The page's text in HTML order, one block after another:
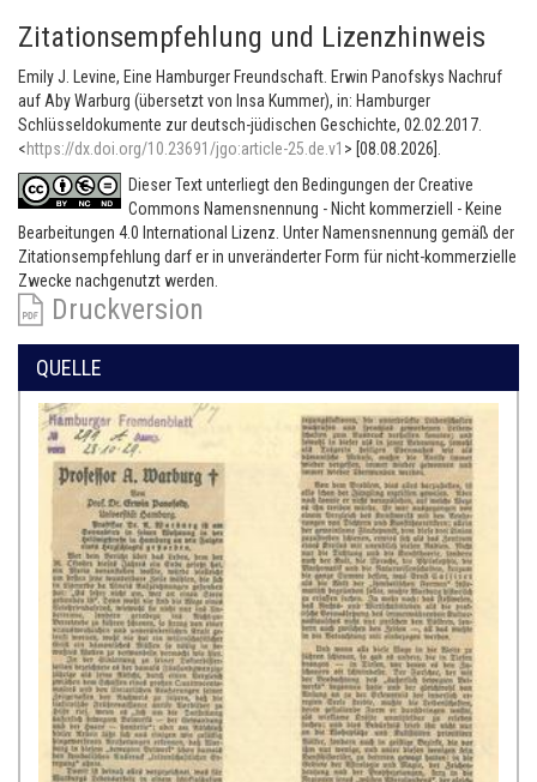
Zitationsempfehlung und Lizenzhinweis
Emily J. Levine, Eine Hamburger Freundschaft. Erwin Panofskys Nachruf
auf Aby Warburg (übersetzt von Insa Kummer), in: Hamburger
Schlüsseldokumente zur deutsch-jüdischen Geschichte, 02.02.2017.
<https://dx.doi.org/10.23691/jgo:article-25.de.v1 > [08.08.2026].
Dieser Text unterliegt den Bedingungen der Creative
Commons Namensnennung - Nicht kommerziell - Keine
Bearbeitungen 4.0 International Lizenz. Unter Namensnennung gemäß der
Zitationsempfehlung darf er in unveränderter Form für nicht-kommerzielle
Zwecke nachgenutzt werden.
Druckversion
QUELLE